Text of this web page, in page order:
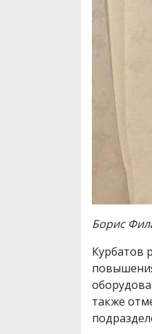
Борис
Курбатов
также